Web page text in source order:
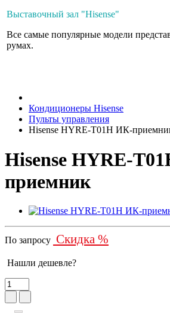
Выставочный зал "Hisense"
Все самые популярные модели
румах.
Кондиционеры Hisense
Пульты управления
Hisense HYRE-T01H ИК-
Hisense HYRE-
приемник
По запросу Скидка %
Нашли дешевле?